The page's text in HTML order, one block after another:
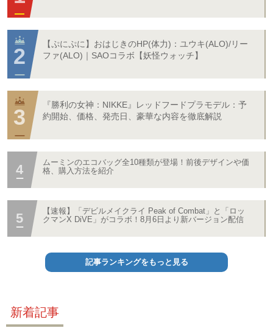
【ぷにぷに】おはじきのHP(体力)：ユウキ(ALO)/リー
ファ(ALO)｜SAOコラボ【妖怪ウォッチ】
『勝利の女神：NIKKE』レッドフードプラモデル：予
約開始、価格、発売日、豪華な内容を徹底解説
ムーミンのエコバッグ全10種類が登場！前後デザインや価
格、購入方法を紹介
【速報】「デビルメイクライ Peak of Combat」と「ロッ
クマンX DiVE」がコラボ！8月6日より新バージョン配信
記事ランキングをもっと見る
新着記事